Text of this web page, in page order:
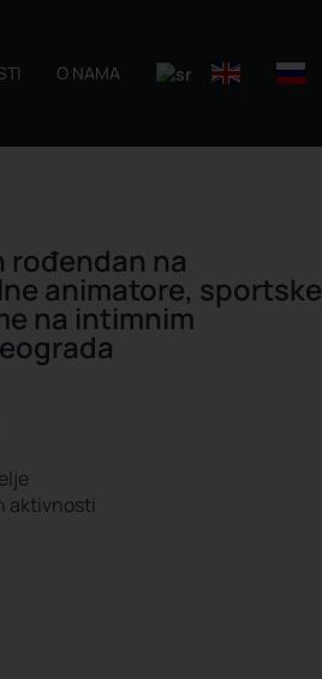
O NAMA
na
animatore, sportske
na intimnim
aktivnosti